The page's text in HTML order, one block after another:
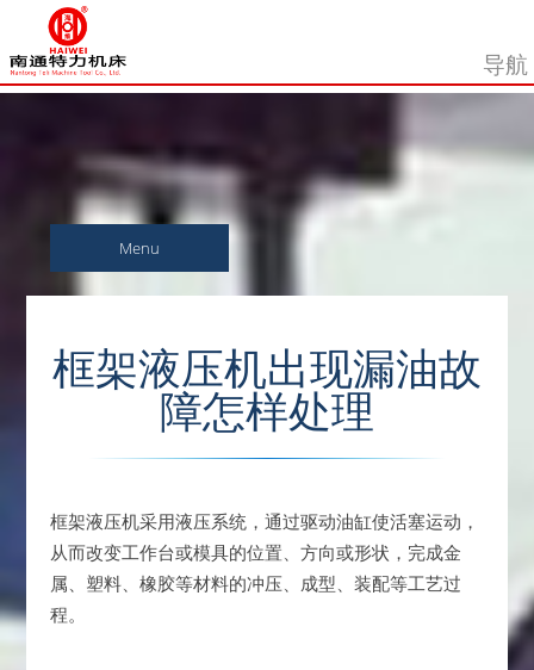
Menu
框架液压机出现漏油故
障怎样处理
框架液压机采用液压系统，通过驱动油缸使活塞运动，
从而改变工作台或模具的位置、方向或形状，完成金
属、塑料、橡胶等材料的冲压、成型、装配等工艺过
程。